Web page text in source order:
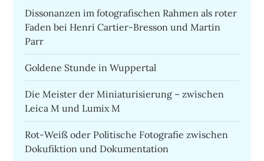
Dissonanzen im fotografischen Rahmen als roter
Faden bei Henri Cartier-Bresson und Martin
Parr
Goldene Stunde in Wuppertal
Die Meister der Miniaturisierung – zwischen
Leica M und Lumix M
Rot-Weiß oder Politische Fotografie zwischen
Dokufiktion und Dokumentation